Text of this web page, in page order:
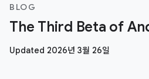
BLOG
The Third Beta of
Updated 2026년 3월 26일